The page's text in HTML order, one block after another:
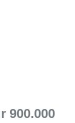
900.000